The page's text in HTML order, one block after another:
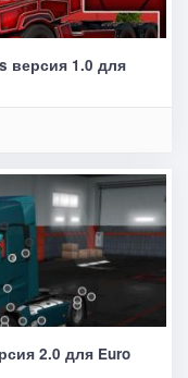
версия 1.0 для
2.0 для Euro